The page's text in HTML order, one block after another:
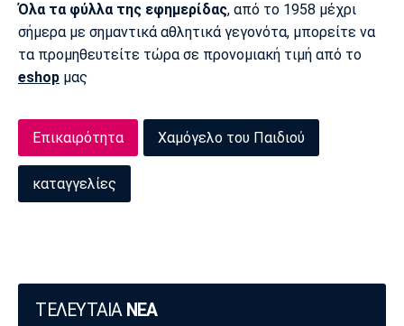
Όλα τα φύλλα της εφημερίδας, από το 1958 μέχρι
σήμερα με σημαντικά αθλητικά γεγονότα, μπορείτε να
τα προμηθευτείτε τώρα σε προνομιακή τιμή από το
eshop μας
Επικαιρότητα Χαμόγελο του Παιδιού
καταγγελίες
ΤΕΛΕΥΤΑΙΑ ΝΕΑ